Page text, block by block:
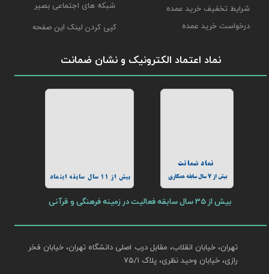
شرایط تخفیف خرید عمده
درخواست خرید عمده
نماد اعتماد الکترونیک و نشان ضمانت
بیش از 11 سال سابقه اینماد
بیش از 35 سال سابقه فعالیت در زمینه فرهنگی و قرآنی
بیش از 7 سال سابقه همکاری
شبکه های اجتماعی بصیر
تهران، خیابان انقلاب، مقابل درب اصلی دانشگاه تهران، خیابان فخر
رازی، خیابان وحید نظری، پلاک ۷۵/۱​​​​​​​
کپی کردن لینک این صفحه